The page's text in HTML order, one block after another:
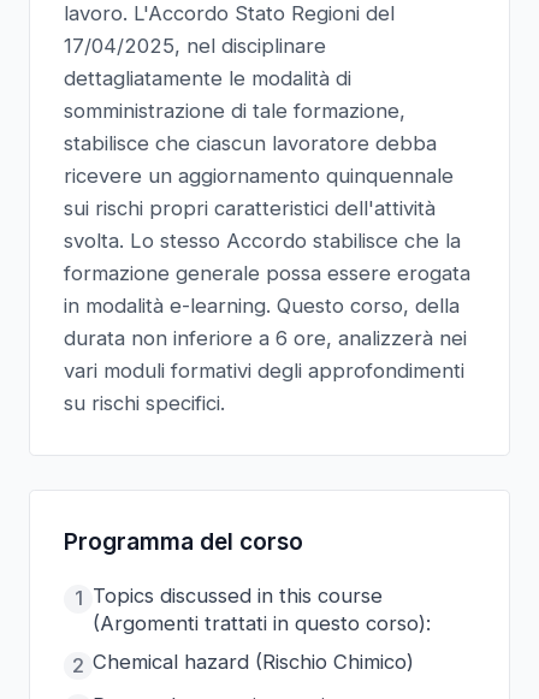
lavoro. L'Accordo Stato Regioni del
17/04/2025, nel disciplinare
dettagliatamente le modalità di
somministrazione di tale formazione,
stabilisce che ciascun lavoratore debba
ricevere un aggiornamento quinquennale
sui rischi propri caratteristici dell'attività
svolta. Lo stesso Accordo stabilisce che la
formazione generale possa essere erogata
in modalità e-learning. Questo corso, della
durata non inferiore a 6 ore, analizzerà nei
vari moduli formativi degli approfondimenti
su rischi specifici.
Programma del corso
1 Topics discussed in this course
(Argomenti trattati in questo corso):
2 Chemical hazard (Rischio Chimico)